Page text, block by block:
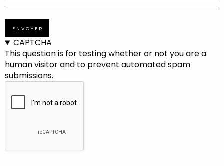
CAPTCHA
This question is for testing whether or not you are a
human visitor and to prevent automated spam
submissions.